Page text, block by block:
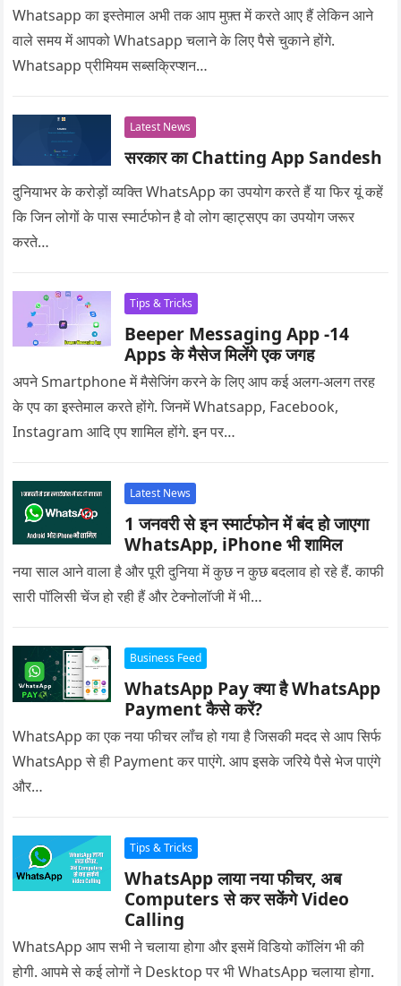
Whatsapp का इस्तेमाल अभी तक आप मुफ़्त में करते आए हैं लेकिन आने
वाले समय में आपको Whatsapp चलाने के लिए पैसे चुकाने होंगे.
Whatsapp प्रीमियम सब्सक्रिप्शन…
Latest News
सरकार का Chatting App Sandesh
दुनियाभर के करोड़ों व्यक्ति WhatsApp का उपयोग करते हैं या फिर यूं कहें
कि जिन लोगों के पास स्मार्टफोन है वो लोग व्हाट्सएप का उपयोग जरूर
करते…
Tips & Tricks
Beeper Messaging App -14
Apps के मैसेज मिलेंगे एक जगह
अपने Smartphone में मैसेजिंग करने के लिए आप कई अलग-अलग तरह
के एप का इस्तेमाल करते होंगे. जिनमें Whatsapp, Facebook,
Instagram आदि एप शामिल होंगे. इन पर…
Latest News
1 जनवरी से इन स्मार्टफोन में बंद हो जाएगा
WhatsApp, iPhone भी शामिल
नया साल आने वाला है और पूरी दुनिया में कुछ न कुछ बदलाव हो रहे हैं. काफी
सारी पॉलिसी चेंज हो रही हैं और टेक्नोलॉजी में भी…
Business Feed
WhatsApp Pay क्या है WhatsApp
Payment कैसे करें?
WhatsApp का एक नया फीचर लॉंच हो गया है जिसकी मदद से आप सिर्फ
WhatsApp से ही Payment कर पाएंगे. आप इसके जरिये पैसे भेज पाएंगे
और…
Tips & Tricks
WhatsApp लाया नया फीचर, अब
Computers से कर सकेंगे Video
Calling
WhatsApp आप सभी ने चलाया होगा और इसमें विडियो कॉलिंग भी की
होगी. आपमे से कई लोगों ने Desktop पर भी WhatsApp चलाया होगा.